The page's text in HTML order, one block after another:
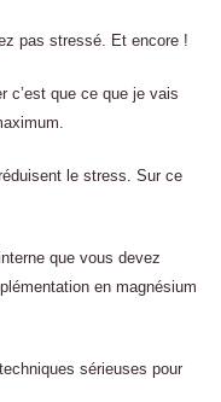
pas stressé. Et encore !
c’est que ce que je vais
le stress. Sur ce
que vous devez
en magnésium
sérieuses pour